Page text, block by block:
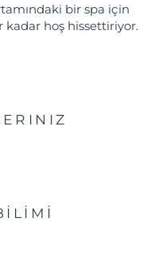
bir spa için
kadar hoş hissettiriyor.